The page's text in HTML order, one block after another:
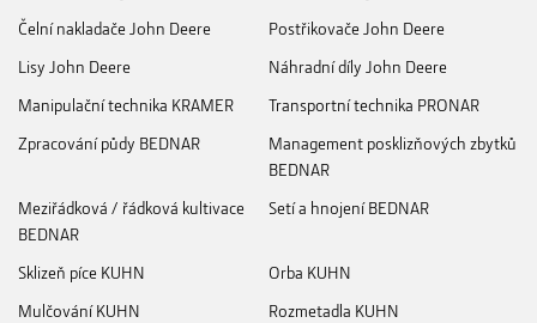
Čelní nakladače John Deere
Postřikovače John Deere
Lisy John Deere
Náhradní díly John Deere
Manipulační technika KRAMER
Transportní technika PRONAR
Zpracování půdy BEDNAR
Management posklizňových zbytků
BEDNAR
Meziřádková / řádková kultivace
BEDNAR
Setí a hnojení BEDNAR
Sklizeň píce KUHN
Orba KUHN
Mulčování KUHN
Rozmetadla KUHN